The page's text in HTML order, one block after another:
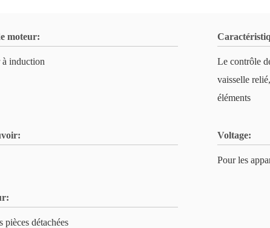
moteur:
induction
Le contrôle
vaisselle
éléments
Voltage:
Pour les
pièces détachées